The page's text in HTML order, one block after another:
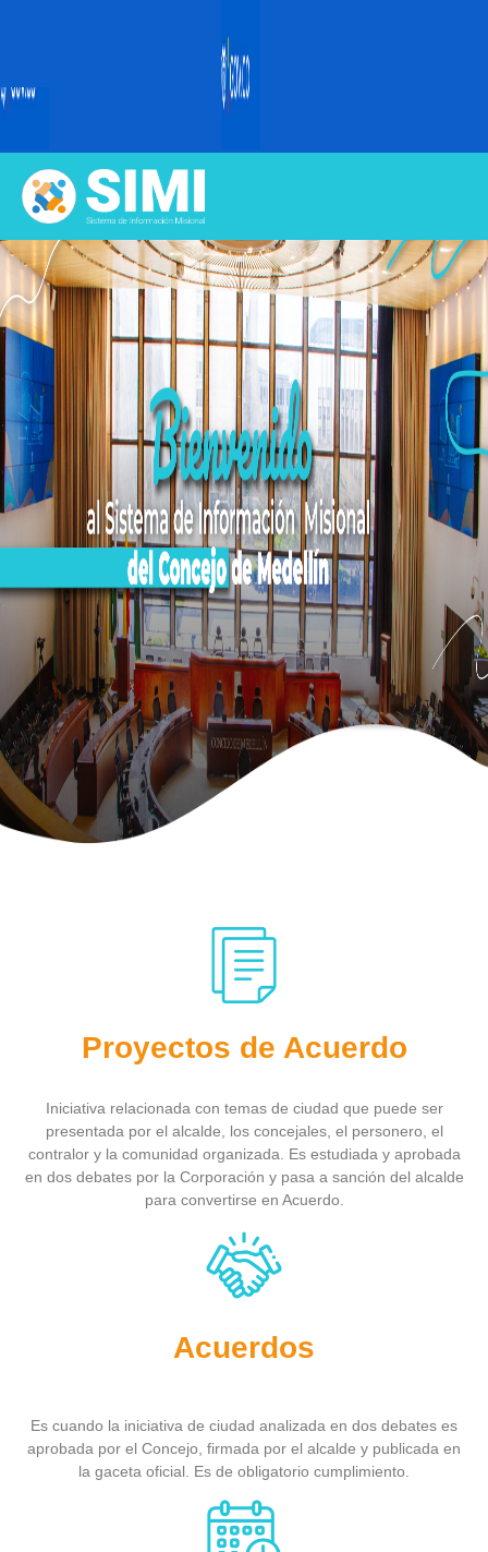
Proyectos de Acuerdo
Iniciativa relacionada con temas de ciudad que puede ser
presentada por el alcalde, los concejales, el personero, el
contralor y la comunidad organizada. Es estudiada y aprobada
en dos debates por la Corporación y pasa a sanción del alcalde
para convertirse en Acuerdo.
Acuerdos
Es cuando la iniciativa de ciudad analizada en dos debates es
aprobada por el Concejo, firmada por el alcalde y publicada en
la gaceta oficial. Es de obligatorio cumplimiento.